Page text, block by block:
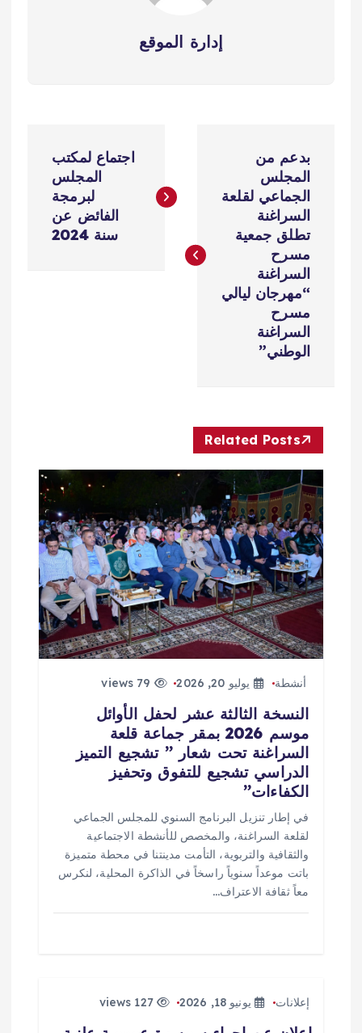
إدارة الموقع
ص
ق
ت
بدعم من
المجلس
الجماعي لقلعة
السراغنة
تطلق جمعية
مسرح
السراغنة
“مهرجان ليالي
مسرح
السراغنة
الوطني”
اجتماع لمكتب
المجلس
لبرمجة
الفائض عن
سنة 2024
Related Posts
أنشطة يوليو 20, 2026
النسخة الثالثة عشر لحفل الأوائل
موسم 2026 بمقر جماعة قلعة
السراغنة تحت شعار ” تشجيع التميز
الدراسي تشجيع للتفوق وتحفيز
الكفاءات”
​في إطار تنزيل البرنامج السنوي للمجلس الجماعي
لقلعة السراغنة، والمخصص للأنشطة الاجتماعية
والثقافية والتربوية، التأمت مدينتنا في محطة متميزة
باتت موعداً سنوياً راسخاً في الذاكرة المحلية، لنكرس
معاً ثقافة الاعتراف…
إعلانات يونيو 18, 2026 127 views